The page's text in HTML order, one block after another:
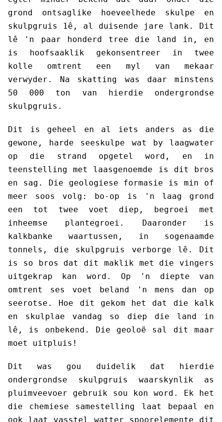
grond ontsaglike hoeveelhede skulpe en
skulpgruis 1ê, al duisende jare lank. Dit
lê 'n paar honderd tree die land in, en
is hoofsaaklik gekonsentreer in twee
kolle omtrent een myl van mekaar
verwyder. Na skatting was daar minstens
50 000 ton van hierdie ondergrondse
skulpgruis.
Dit is geheel en al iets anders as die
gewone, harde seeskulpe wat by laagwater
op die strand opgetel word, en in
teenstelling met laasgenoemde is dit bros
en sag. Die geologiese formasie is min of
meer soos volg: bo-op is 'n laag grond
een tot twee voet diep, begroei met
inheemse plantegroei. Daaronder is
kalkbanke waartussen, in sogenaamde
tonnels, die skulpgruis verborge lê. Dit
is so bros dat dit maklik met die vingers
uitgekrap kan word. Op 'n diepte van
omtrent ses voet beland 'n mens dan op
seerotse. Hoe dit gekom het dat die kalk
en skulplae vandag so diep die land in
lê, is onbekend. Die geoloë sal dit maar
moet uitpluis!
Dit was gou duidelik dat hierdie
ondergrondse skulpgruis waarskynlik as
pluimveevoer gebruik sou kon word. Ek het
die chemiese samestelling laat bepaal en
ook laat vasstel watter spoorelemente dit